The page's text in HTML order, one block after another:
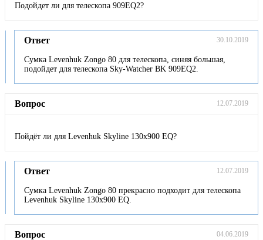
Подойдет ли для телескопа 909EQ2?
Ответ 30.10.2019
Сумка Levenhuk Zongo 80 для телескопа, синяя большая,
подойдет для телескопа Sky-Watcher BK 909EQ2.
Вопрос 12.07.2019
Пойдёт ли для Levenhuk Skyline 130х900 EQ?
Ответ 12.07.2019
Сумка Levenhuk Zongo 80 прекрасно подходит для телескопа
Levenhuk Skyline 130х900 EQ.
Вопрос 04.06.2019